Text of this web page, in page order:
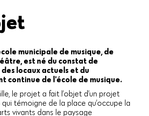
municipale de musique, de
est né du constat de
locaux actuels et du
continue de l’école de musique.
le projet a fait l’objet d’un projet
qui témoigne de la place qu’occupe la
vivants dans le paysage